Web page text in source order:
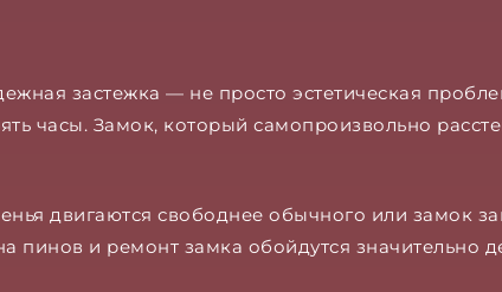
застежка — не просто эстетическая
часы. Замок, который самопроизвольно
двигаются свободнее обычного или замок
пинов и ремонт замка обойдутся значительно